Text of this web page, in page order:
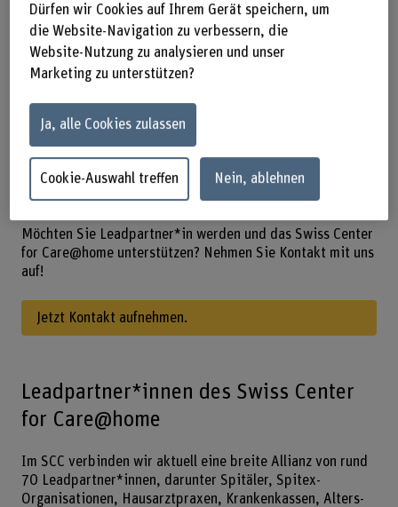
Versorgungsmodellen, um diese für
den praktischen Einsatz nutzbar zu
machen. Expert*innen der BFH sowie
kantonale und nationale
Forschungsinstitutionen ergänzen das
Netzwerk und fördern praxisorientierte
und nachhaltige Innovationen.
Möchten Sie Leadpartner*in werden und das Swiss Center
for Care@home unterstützen? Nehmen Sie Kontakt mit uns
auf!
Jetzt Kontakt aufnehmen.
Leadpartner*innen des Swiss Center
for Care@home
Im SCC verbinden wir aktuell eine breite Allianz von rund
70 Leadpartner*innen, darunter Spitäler, Spitex-
Organisationen, Hausarztpraxen, Krankenkassen, Alters-
Dürfen wir Cookies auf Ihrem Gerät speichern, um
die Website-Navigation zu verbessern, die
Website-Nutzung zu analysieren und unser
Marketing zu unterstützen?
Ja, alle Cookies zulassen
Cookie-Auswahl treffen Nein, ablehnen